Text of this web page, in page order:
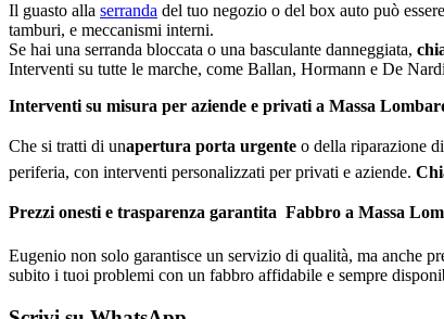
Il guasto alla serranda del tuo negozio o del box auto può
tamburi, e meccanismi interni.
Se hai una serranda bloccata o una basculante danneggiata,
Interventi su tutte le marche, come Ballan, Hormann e De
Interventi su misura per aziende e privati a Massa
Che si tratti di unapertura porta urgente o della riparazione di
periferia, con interventi personalizzati per privati e aziende.
Prezzi onesti e trasparenza garantita  Fabbro a Massa
Eugenio non solo garantisce un servizio di qualità, ma anche
subito i tuoi problemi con un fabbro affidabile e sempre